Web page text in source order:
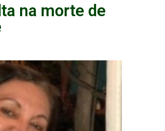
na morte de